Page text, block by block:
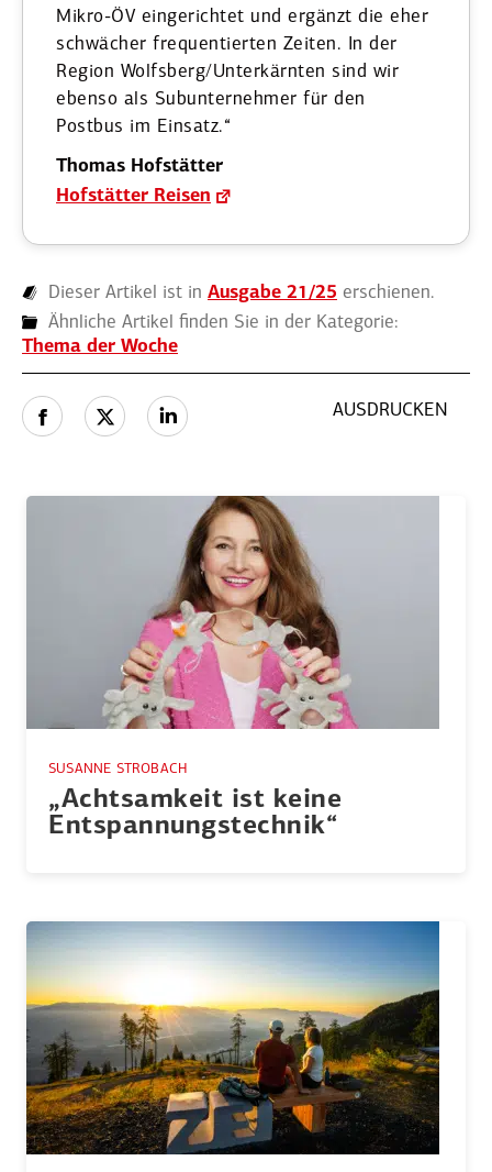
Mikro-ÖV einge­richtet und ergänzt die eher
schwächer frequen­tierten Zeiten. In der
Region Wolfsberg/Unterkärnten sind wir
ebenso als Subun­ter­nehmer für den
Postbus im Einsatz.“
Thomas Hofstätter
Hofstätter Reisen
Dieser Artikel ist in Ausgabe 21/25 erschienen.
Ähnliche Artikel finden Sie in der Kategorie:
Thema der Woche
AUSDRUCKEN
SUSANNE STROBACH
„Achtsamkeit ist keine
Entspan­nungs­technik“